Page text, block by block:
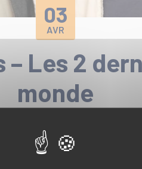
03
AVR
Les 2
monde
Partager la page